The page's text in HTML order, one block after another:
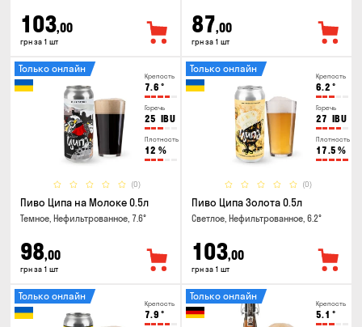
103,00
грн за 1 шт
87,00
грн за 1 шт
Крепость
7.6 °
Горечь
25 IBU
Плотность
12 %
(0)
Только онлайн
Пиво Ципа на Молоке 0.5л
Темное, Нефильтрованное, 7.6°
98,00
грн за 1 шт
Крепость
6.2 °
Горечь
27 IBU
Плотность
17.5 %
(0)
Только онлайн
Пиво Ципа Золота 0.5л
Светлое, Нефильтрованное, 6.2°
103,00
грн за 1 шт
Крепость
7.9 °
Только онлайн
Крепость
5.1 °
Только онлайн